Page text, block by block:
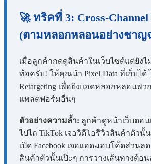
🚀 ทริคที่ 3: Cross-Channel
(ตามหลอกหลอนอย่างชาญ
เมื่อลูกค้ากดดูสินค้าในเว็บไซต์แต่ยังไ
ท้อครับ! ให้คุณนำ Pixel Data ที่เก็บได้
Retargeting เพื่อยิงแอดหลอกหลอนพว
แพลตฟอร์มอื่นๆ
ตัวอย่างความล้ำ: ลูกค้าดูหน้าเว็บตอน
ไปไถ TikTok เจอวิดีโอรีวิวสินค้าตัวนั้
เปิด Facebook เจอแอดมอบโค้ดส่วนล
สินค้าตัวนั้นเป๊ะๆ การวางเส้นทางต้อน